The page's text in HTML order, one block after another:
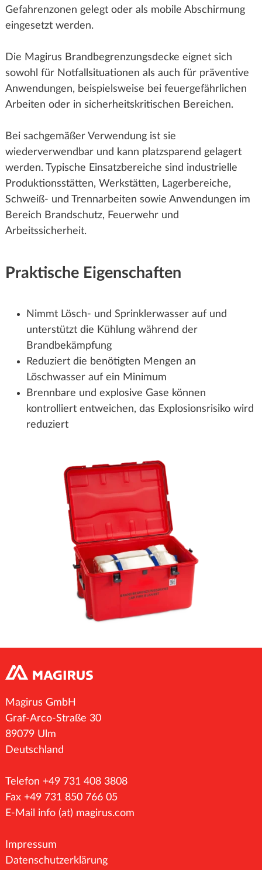
Gefahrenzonen gelegt oder als mobile Abschirmung
eingesetzt werden.
Die Magirus Brandbegrenzungsdecke eignet sich
sowohl für Notfallsituationen als auch für präventive
Anwendungen, beispielsweise bei feuergefährlichen
Arbeiten oder in sicherheitskritischen Bereichen.
Bei sachgemäßer Verwendung ist sie
wiederverwendbar und kann platzsparend gelagert
werden. Typische Einsatzbereiche sind industrielle
Produktionsstätten, Werkstätten, Lagerbereiche,
Schweiß- und Trennarbeiten sowie Anwendungen im
Bereich Brandschutz, Feuerwehr und
Arbeitssicherheit.
Praktische Eigenschaften
Nimmt Lösch- und Sprinklerwasser auf und
unterstützt die Kühlung während der
Brandbekämpfung
Reduziert die benötigten Mengen an
Löschwasser auf ein Minimum
Brennbare und explosive Gase können
kontrolliert entweichen, das Explosionsrisiko wird
reduziert
Magirus GmbH
Graf-Arco-Straße 30
89079 Ulm
Deutschland
Telefon +49 731 408 3808
Fax +49 731 850 766 05
E-Mail info (at) magirus.com
Impressum
Datenschutzerklärung